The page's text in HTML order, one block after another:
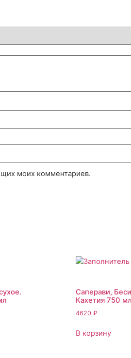
моих комментариев.
Саперави,
Кахетия 750 мл
4620 ₽
В корзину